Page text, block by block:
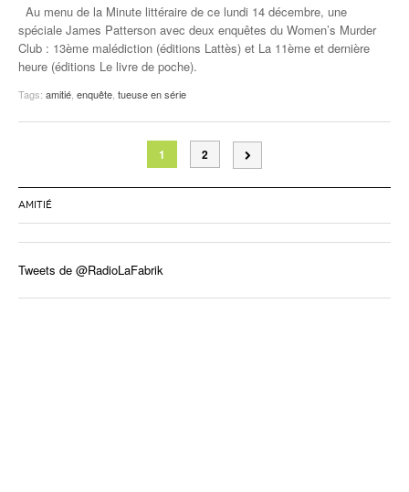
Au menu de la Minute littéraire de ce lundi 14 décembre, une
spéciale James Patterson avec deux enquêtes du Women’s Murder
Club : 13ème malédiction (éditions Lattès) et La 11ème et dernière
heure (éditions Le livre de poche).
Tags: amitié enquête tueuse en série
1 2
AMITIÉ
Tweets de @RadioLaFabrik